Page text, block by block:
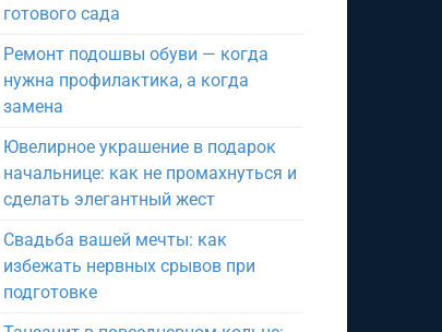
готового сада
Ремонт подошвы обуви — когда
нужна профилактика, а когда
замена
Ювелирное украшение в подарок
начальнице: как не промахнуться и
сделать элегантный жест
Свадьба вашей мечты: как
избежать нервных срывов при
подготовке